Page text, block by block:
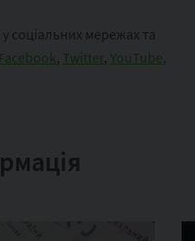
соціальних мережах та
Facebook, Twitter, YouTube,